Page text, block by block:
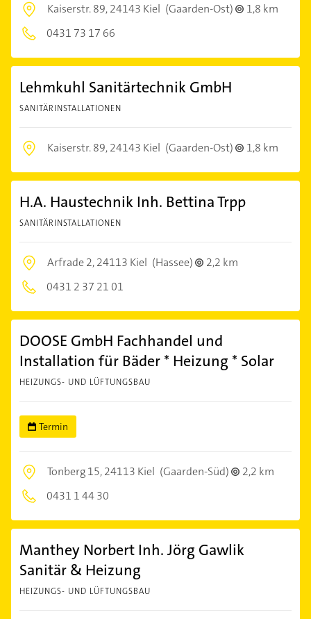
Kaiserstr. 89,24143 Kiel (Gaarden-Ost)
1,8 km
0431 73 17 66
Lehmkuhl Sanitärtechnik GmbH
SANITÄRINSTALLATIONEN
Kaiserstr. 89,24143 Kiel (Gaarden-Ost) 1,8 km
H.A. Haustechnik Inh. Bettina Trpp
SANITÄRINSTALLATIONEN
Arfrade 2,24113 Kiel (Hassee)
2,2 km
0431 2 37 21 01
DOOSE GmbH Fachhandel und
Installation für Bäder * Heizung * Solar
HEIZUNGS- UND LÜFTUNGSBAU
Termin
Tonberg 15,24113 Kiel (Gaarden-Süd)
2,2 km
0431 1 44 30
Manthey Norbert Inh. Jörg Gawlik
Sanitär & Heizung
HEIZUNGS- UND LÜFTUNGSBAU